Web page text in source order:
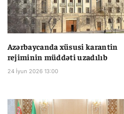
Azərbaycanda xüsusi karantin
rejiminin müddəti uzadılıb
24 İyun 2026 13:00